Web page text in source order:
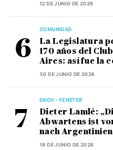
12 DE JUNIO DE 2026
COMUNIDAD
La Legislatura
170 años del
Aires: así fue la
30 DE JUNIO DE 2026
DACH - FENSTER
Dieter Lamlé:
Abwartens ist
nach
19 DE JUNIO DE 2026